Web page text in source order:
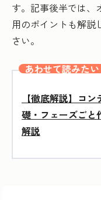
す。記事後半では、
用のポイントも解説
さい。
あわせて読みたい
【徹底解説】コ
礎・フェーズごと
解説